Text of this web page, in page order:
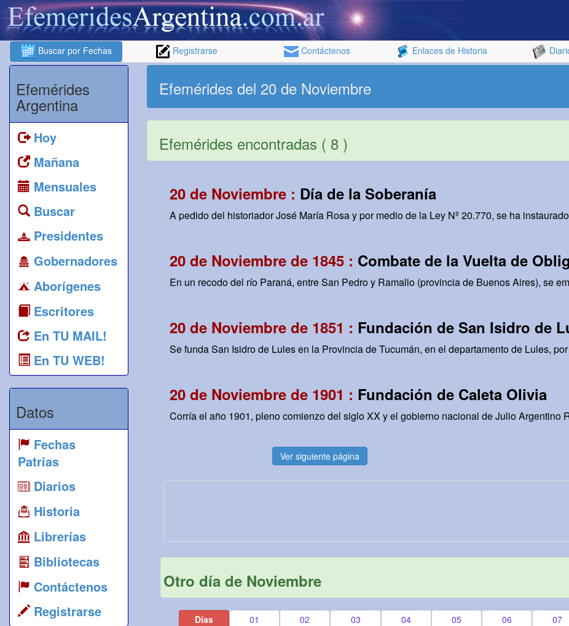
Buscar por Fechas Registrarse Contáctenos Enlaces de Historia
Efemérides
Argentina
Hoy
Mañana
Mensuales
Buscar
Presidentes
Gobernadores
Aborígenes
Escritores
En TU MAIL!
En TU WEB!
Datos
Fechas
Patrias
Diarios
Historia
Librerías
Bibliotecas
Contáctenos
Registrarse
Efemérides del 20 de Noviembre
Efemérides encontradas ( 8 )
20 de Noviembre : Día de la Soberanía
A pedido del historiador José María Rosa y por medio de la Ley Nº 20.770, se ha
20 de Noviembre de 1845 : Combate de la Vuelta de
En un recodo del río Paraná, entre San Pedro y Ramallo (provincia de Buenos Aires), se
20 de Noviembre de 1851 : Fundación de San Isidro de
Se funda San Isidro de Lules en la Provincia de Tucumán, en el departamento de Lules,
20 de Noviembre de 1901 : Fundación de Caleta Olivia
Corría el año 1901, pleno comienzo del siglo XX y el gobierno nacional de Julio Argentino
Ver siguiente página
Otro día de Noviembre
Días 01 02 03 04 05 06 07